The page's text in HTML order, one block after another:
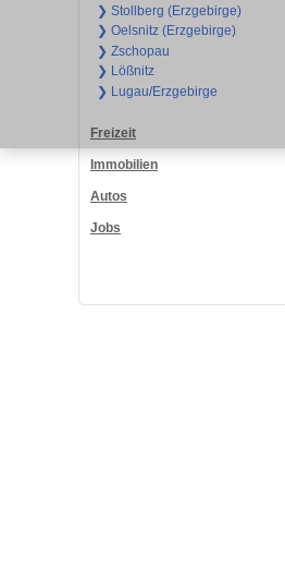
❯ Stollberg (Erzgebirge)
❯ Oelsnitz (Erzgebirge)
❯ Zschopau
❯ Lößnitz
❯ Lugau/Erzgebirge
Freizeit
Immobilien
Autos
Jobs